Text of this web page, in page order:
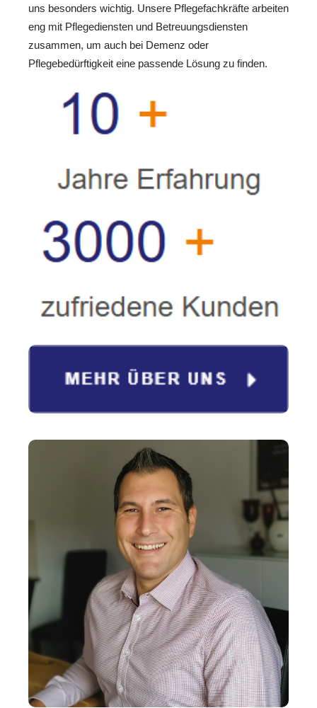
uns besonders wichtig. Unsere Pflegefachkräfte arbeiten
eng mit Pflegediensten und Betreuungsdiensten
zusammen, um auch bei Demenz oder
Pflegebedürftigkeit eine passende Lösung zu finden.